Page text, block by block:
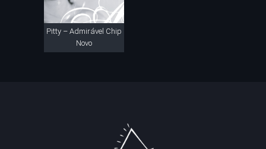
Pitty – Admirável Chip
Novo